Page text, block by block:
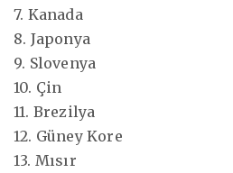
7. Kanada
8. Japonya
9. Slovenya
10. Çin
11. Brezilya
12. Güney Kore
13. Mısır